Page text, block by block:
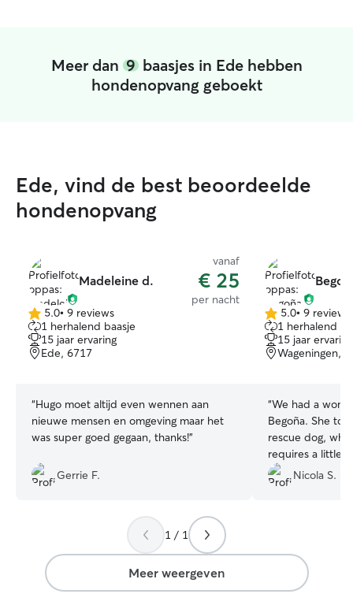
Meer dan 9baasjes in Ede hebben
hondenopvang geboekt
Ede, vind de best beoordeelde
hondenopvang
Madeleine d.
vanaf
€ 25
per nacht
5.0
van
5
sterren
5.0• 9 reviews
1 herhalend baasje
15 jaar ervaring
Ede, 6717
“Hugo moet altijd even wennen aan
nieuwe mensen en omgeving maar het
was super goed gegaan, thanks!”
Gerrie F.
5.0
van
5
sterren
5.0• 9 reviews
1 herhalend
15 jaar ervaring
Wageningen,
“We had a
Begoña. She
rescue dog,
requires a little
Communication
start to
every update,
great time with
the care and
Nicola S.
1 / 1
Meer weergeven